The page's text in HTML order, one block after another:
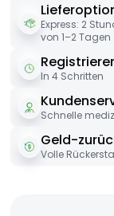
Express: 2
von 1–2 Tagen
In 4 Schritten
Schnelle
Geld-
Volle